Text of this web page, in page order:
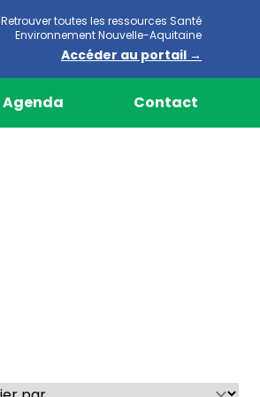
Retrouver toutes les ressources Santé
Environnement Nouvelle-Aquitaine
Accéder au portail →
Agenda Contact